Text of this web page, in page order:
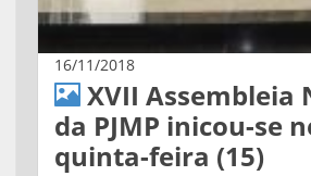
16/11/2018
XVII Assembleia
da PJMP inicou-se
quinta-feira (15)